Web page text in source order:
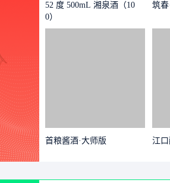
52 度 500mL 湘泉酒（10
0）
筑春
首粮酱酒·大师版 江口